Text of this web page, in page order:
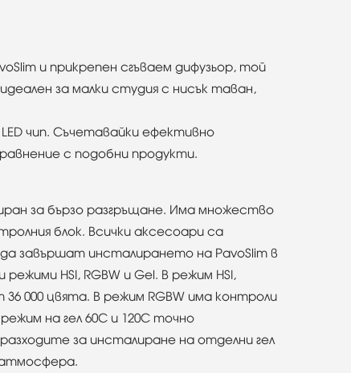
и прикрепен сгъваем дифузьор, той
за малки студия с нисък таван,
чип. Съчетавайки ефективно
с подобни продукти.
за бързо разгръщане. Има множество
блок. Всички аксесоари са
завършат инсталирането на PavoSlim в
HSI, RGBW и Gel. В режим HSI,
000 цвята. В режим RGBW има контроли
на гел 60C и 120C точно
за инсталиране на отделни гел
атмосфера.